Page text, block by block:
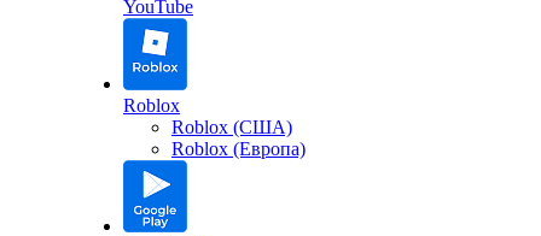
YouTube
Roblox
Roblox (США)
Roblox (Европа)